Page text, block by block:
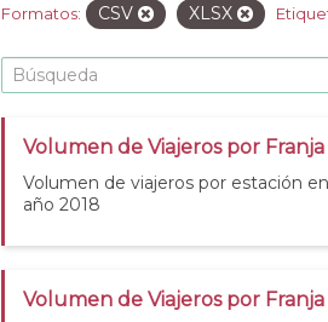
Formatos: CSV XLSX
Volumen de Viajeros por Franja
Volumen de viajeros por estación
año 2018
Volumen de Viajeros por Franja